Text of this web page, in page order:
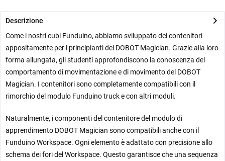
Descrizione
Come i nostri cubi Funduino, abbiamo sviluppato dei contenitori
appositamente per i principianti del DOBOT Magician. Grazie alla loro
forma allungata, gli studenti approfondiscono la conoscenza del
comportamento di movimentazione e di movimento del DOBOT
Magician. I contenitori sono completamente compatibili con il
rimorchio del modulo Funduino truck e con altri moduli.
Naturalmente, i componenti del contenitore del modulo di
apprendimento DOBOT Magician sono compatibili anche con il
Funduino Workspace. Ogni elemento è adattato con precisione allo
schema dei fori del Workspace. Questo garantisce che una sequenza